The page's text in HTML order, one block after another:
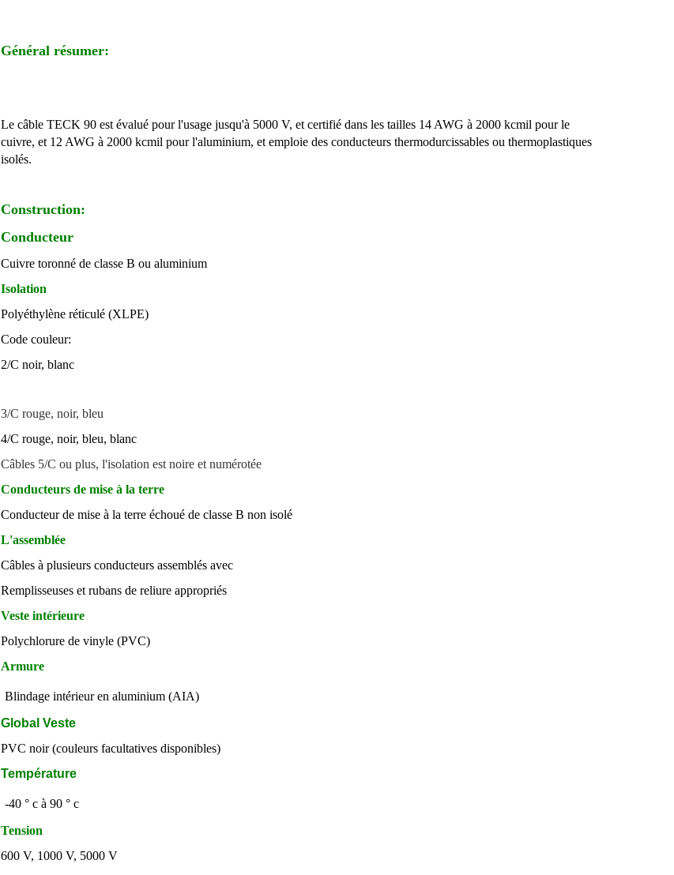
Général résumer:
Le câble TECK 90 est évalué pour l'usage jusqu'à 5000 V, et certifié dans les tailles 14 AWG à 2000 kcmil pour le
cuivre, et 12 AWG à 2000 kcmil pour l'aluminium, et emploie des conducteurs thermodurcissables ou thermoplastiques
isolés.
Construction:
Conducteur
Cuivre toronné de classe B ou aluminium
Isolation
Polyéthylène réticulé (XLPE)
Code couleur:
2/C noir, blanc
3/C rouge, noir, bleu
4/C rouge, noir, bleu, blanc
Câbles 5/C ou plus, l'isolation est noire et numérotée
Conducteurs de mise à la terre
Conducteur de mise à la terre échoué de classe B non isolé
L'assemblée
Câbles à plusieurs conducteurs assemblés avec
Remplisseuses et rubans de reliure appropriés
Veste intérieure
Polychlorure de vinyle (PVC)
Armure
Blindage intérieur en aluminium (AIA)
Global Veste
PVC noir (couleurs facultatives disponibles)
Température
-40 ° c à 90 ° c
Tension
600 V, 1000 V, 5000 V